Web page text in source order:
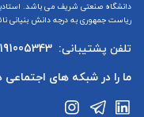
دانشگاه صنعتی شریف می باشد.
ریاست جمهوری به درجه دانش بنیانی
تلفن پشتیبانی:
ما را در شبکه های اجتماعی